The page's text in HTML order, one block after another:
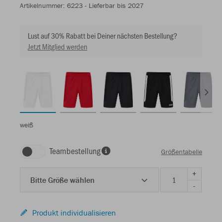
Artikelnummer: 6223 - Lieferbar bis 2027
Lust auf 30% Rabatt bei Deiner nächsten Bestellung?
Jetzt Mitglied werden
weiß
Teambestellung Größentabelle
Bitte Größe wählen
+
-
Produkt individualisieren